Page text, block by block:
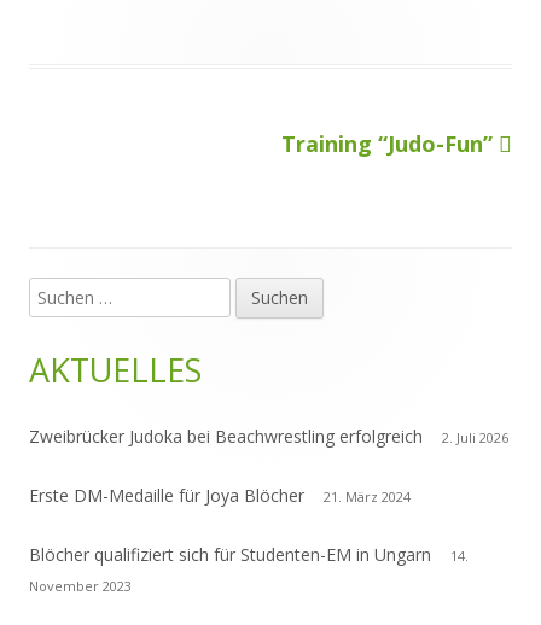
BeitragsnavigationNächster
Training “Judo-Fun”
Haupt-
Seitenleiste
Suchen
nach:
AKTUELLES
Zweibrücker Judoka bei Beachwrestling erfolgreich 2. Juli 2026
Erste DM-Medaille für Joya Blöcher 21. März 2024
Blöcher qualifiziert sich für Studenten-EM in Ungarn
14.
November 2023